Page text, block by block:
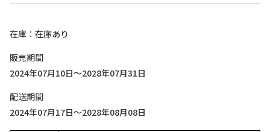
在庫
在庫あり
販売期間
2024年07月10日～2028年07月31日
配送期間
2024年07月17日～2028年08月08日